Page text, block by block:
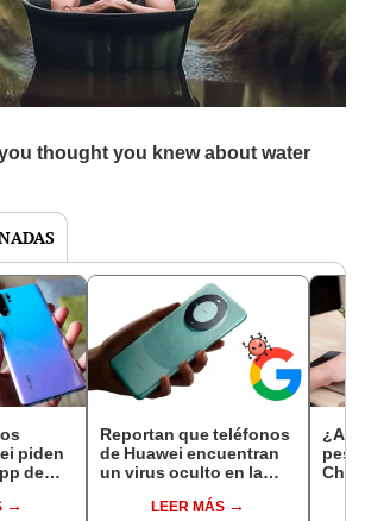
piden
de
Reportan que teléfonos
de Huawei encuentran
un virus oculto en la
LEER MÁS